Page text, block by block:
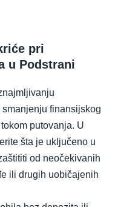
pri
u Podstrani
finansijskog
putovanja. U
šta je uključeno u
od neočekivanih
ili drugih uobičajenih